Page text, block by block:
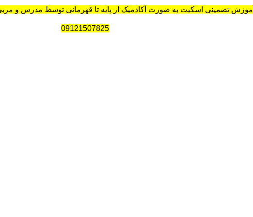
آموزش تضمینی اسکیت به صورت آکادمیک از پایه تا قهرمانی توسط مدرس و
09121507825